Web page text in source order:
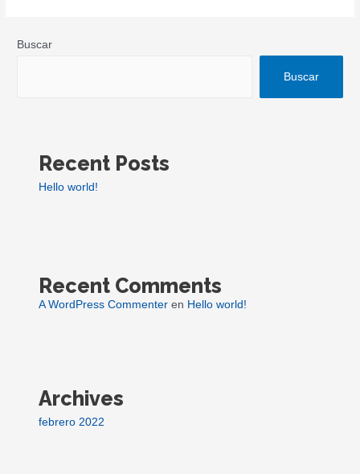
Buscar
Buscar
Recent Posts
Hello world!
Recent Comments
A WordPress Commenter en Hello world!
Archives
febrero 2022